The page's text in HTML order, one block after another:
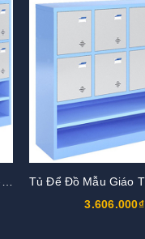
3.606.000₫